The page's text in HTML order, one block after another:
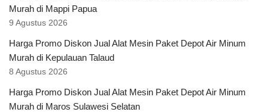
Murah di Mappi Papua
9 Agustus 2026
Harga Promo Diskon Jual Alat Mesin Paket Depot Air Minum
Murah di Kepulauan Talaud
8 Agustus 2026
Harga Promo Diskon Jual Alat Mesin Paket Depot Air Minum
Murah di Maros Sulawesi Selatan